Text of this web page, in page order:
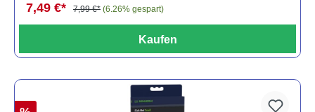
7,49 €* 7,99 €* (6.26% gespart)
Kaufen